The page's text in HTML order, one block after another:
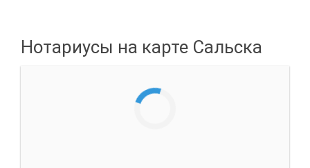
Нотариусы на карте Сальска